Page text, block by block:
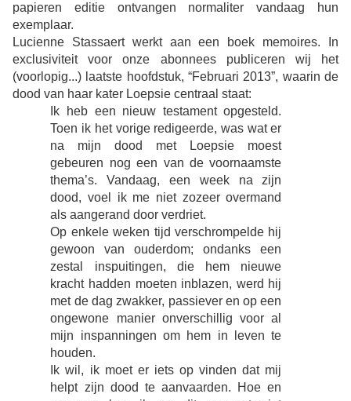
papieren editie ontvangen normaliter vandaag hun
exemplaar.
Lucienne Stassaert werkt aan een boek memoires. In
exclusiviteit voor onze abonnees publiceren wij het
(voorlopig...) laatste hoofdstuk, “Februari 2013”, waarin de
dood van haar kater Loepsie centraal staat:
Ik heb een nieuw testament opgesteld.
Toen ik het vorige redigeerde, was wat er
na mijn dood met Loepsie moest
gebeuren nog een van de voornaamste
thema’s. Vandaag, een week na zijn
dood, voel ik me niet zozeer overmand
als aangerand door verdriet.
Op enkele weken tijd verschrompelde hij
gewoon van ouderdom; ondanks een
zestal inspuitingen, die hem nieuwe
kracht hadden moeten inblazen, werd hij
met de dag zwakker, passiever en op een
ongewone manier onverschillig voor al
mijn inspanningen om hem in leven te
houden.
Ik wil, ik moet er iets op vinden dat mij
helpt zijn dood te aanvaarden. Hoe en